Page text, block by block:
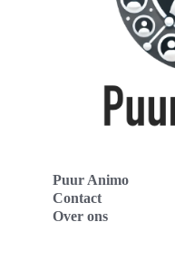
Puur Animo
Contact
Over ons